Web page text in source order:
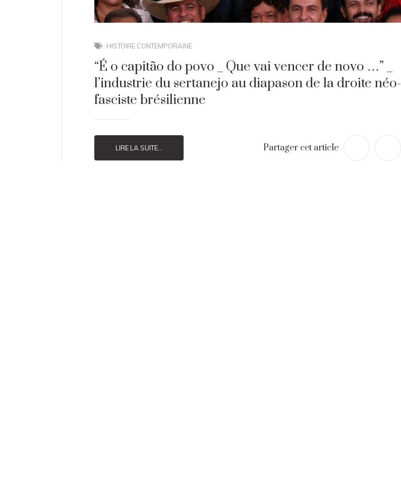
HISTOIRE CONTEMPORAINE
“É o capitão do povo _ Que vai vencer de novo …” _
l’industrie du sertanejo au diapason de la droite néo-
fasciste brésilienne
LIRE LA SUITE... Partager cet article